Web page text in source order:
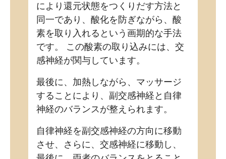
により還元状態をつくりだす方法と
同一であり、酸化を防ぎながら、酸
素を取り入れるという画期的な手法
です。 この酸素の取り込みには、交
感神経が関与しています。
最後に、加熱しながら、マッサージ
することにより、副交感神経と自律
神経のバランスが整えられます。
自律神経を副交感神経の方向に移動
させ、さらに、交感神経に移動し、